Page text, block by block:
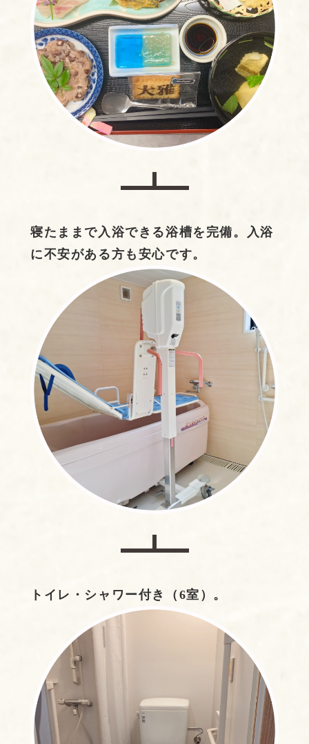
寝たままで入浴できる浴槽を完備。入浴
に不安がある方も安心です。
トイレ・シャワー付き（6室）。